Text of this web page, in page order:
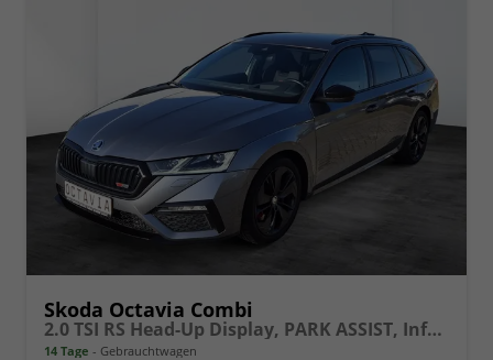
Skoda Octavia Combi
2.0 TSI RS Head-Up Display, PARK ASSIST, Infotainment Columbus
14 Tage Gebrauchtwagen